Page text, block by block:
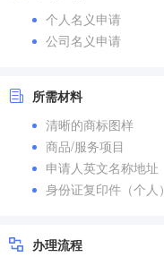
个人名义申请
公司名义申请
所需材料
清晰的商标图样
商品/服务项目
申请人英文名称地址
身份证复印件（个人
办理流程